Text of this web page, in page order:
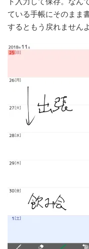
ている手帳にそのまま
するともう戻れませんよ